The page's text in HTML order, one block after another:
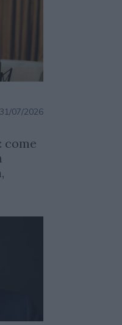
31/07/2026
come